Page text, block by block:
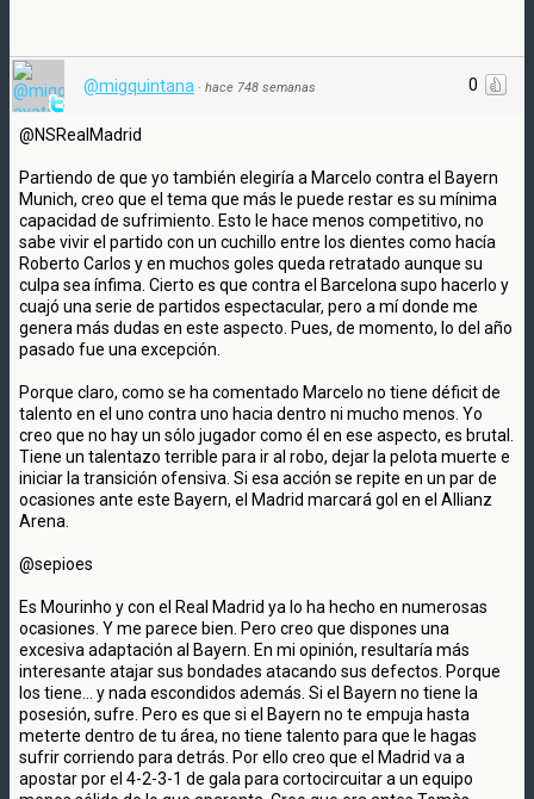
0
@migquintana · hace 748 semanas
@NSRealMadrid
Partiendo de que yo también elegiría a Marcelo contra el Bayern
Munich, creo que el tema que más le puede restar es su mínima
capacidad de sufrimiento. Esto le hace menos competitivo, no
sabe vivir el partido con un cuchillo entre los dientes como hacía
Roberto Carlos y en muchos goles queda retratado aunque su
culpa sea ínfima. Cierto es que contra el Barcelona supo hacerlo y
cuajó una serie de partidos espectacular, pero a mí donde me
genera más dudas en este aspecto. Pues, de momento, lo del año
pasado fue una excepción.
Porque claro, como se ha comentado Marcelo no tiene déficit de
talento en el uno contra uno hacia dentro ni mucho menos. Yo
creo que no hay un sólo jugador como él en ese aspecto, es brutal.
Tiene un talentazo terrible para ir al robo, dejar la pelota muerte e
iniciar la transición ofensiva. Si esa acción se repite en un par de
ocasiones ante este Bayern, el Madrid marcará gol en el Allianz
Arena.
@sepioes
Es Mourinho y con el Real Madrid ya lo ha hecho en numerosas
ocasiones. Y me parece bien. Pero creo que dispones una
excesiva adaptación al Bayern. En mi opinión, resultaría más
interesante atajar sus bondades atacando sus defectos. Porque
los tiene... y nada escondidos además. Si el Bayern no tiene la
posesión, sufre. Pero es que si el Bayern no te empuja hasta
meterte dentro de tu área, no tiene talento para que le hagas
sufrir corriendo para detrás. Por ello creo que el Madrid va a
apostar por el 4-2-3-1 de gala para cortocircuitar a un equipo